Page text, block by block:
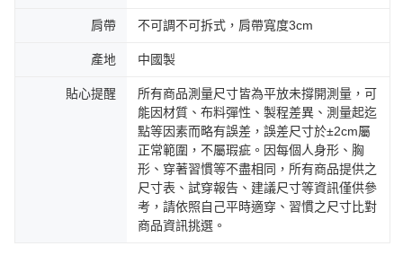
肩帶 不可調不可拆式，肩帶寬度3cm
產地 中國製
貼心提醒
所有商品測量尺寸皆為平放未撐開測量，可
能因材質、布料彈性、製程差異、測量起迄
點等因素而略有誤差，誤差尺寸於±2cm屬
正常範圍，不屬瑕疵。因每個人身形、胸
形、穿著習慣等不盡相同，所有商品提供之
尺寸表、試穿報告、建議尺寸等資訊僅供參
考，請依照自己平時適穿、習慣之尺寸比對
商品資訊挑選。